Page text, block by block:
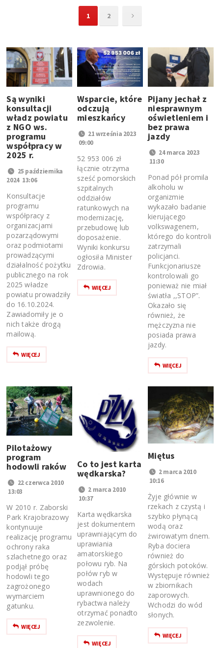
1 2
Są wyniki
konsultacji
władz powiatu
z NGO ws.
programu
współpracy w
2025 r.
25 października
2024 13:06
Konsultacje
programu
współpracy z
organizacjami
pozarządowymi
oraz podmiotami
prowadzącymi
działalność pożytku
publicznego na rok
2025 władze
powiatu prowadziły
do 16.10.2024.
Zawiadomiły je o
nich także drogą
mailową.
WIĘCEJ
Wsparcie, które
odczują
mieszkańcy
21 września 2023
09:00
52 953 006 zł
łącznie otrzyma
sześć pomorskich
szpitalnych
oddziałów
ratunkowych na
modernizację,
przebudowę lub
doposażenie.
Wyniki konkursu
ogłosiła Minister
Zdrowia.
WIĘCEJ
Pijany jechał z
niesprawnym
oświetleniem i
bez prawa
jazdy
24 marca 2023
11:30
Ponad pół promila
alkoholu w
organizmie
wykazało badanie
kierującego
volkswagenem,
którego do kontroli
zatrzymali
policjanci.
Funkcjonariusze
kontrolowali go
ponieważ nie miał
światła ,,STOP”.
Okazało się
również, że
mężczyzna nie
posiada prawa
jazdy.
WIĘCEJ
Pilotażowy
program
hodowli raków
22 czerwca 2010
13:03
W 2010 r. Zaborski
Park Krajobrazowy
kontynuuje
realizację programu
ochrony raka
szlachetnego oraz
podjął próbę
hodowli tego
zagrożonego
wymarciem
gatunku.
WIĘCEJ
Co to jest karta
wędkarska?
2 marca 2010
10:37
Karta wędkarska
jest dokumentem
uprawniającym do
uprawiania
amatorskiego
połowu ryb. Na
połów ryb w
wodach
uprawnionego do
rybactwa należy
otrzymać ponadto
zezwolenie.
WIĘCEJ
Miętus
2 marca 2010
10:16
Żyje głównie w
rzekach z czystą i
szybko płynącą
wodą oraz
żwirowatym dnem.
Ryba dociera
również do
górskich potoków.
Występuje również
w zbiornikach
zaporowych.
Wchodzi do wód
słonych.
WIĘCEJ